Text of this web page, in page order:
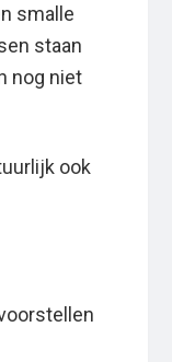
smalle
staan
nog niet
ook